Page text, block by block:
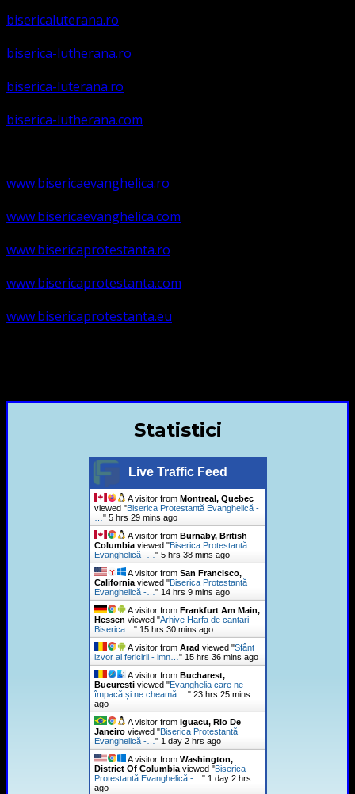
bisericaluterana.ro
biserica-lutherana.ro
biserica-luterana.ro
biserica-lutherana.com
www.bisericaevanghelica.ro
www.bisericaevanghelica.com
www.bisericaprotestanta.ro
www.bisericaprotestanta.com
www.bisericaprotestanta.eu
Statistici
Live Traffic Feed
A visitor from Montreal, Quebec
viewed "Biserica Protestantă Evanghelică -
" 5 hrs 29 mins ago
A visitor from Burnaby, British
Columbiaviewed "Biserica Protestantă
Evanghelică -… " 5 hrs 38 mins ago
A visitor from San Francisco,
Californiaviewed "Biserica Protestantă
Evanghelică -… " 14 hrs 9 mins ago
A visitor from Frankfurt Am Main,
Hessen viewed "Arhive Harfa de cantari -
Biserica… " 15 hrs 30 mins ago
A visitor from Arad viewed "Sfânt
izvor al fericirii - imn… " 15 hrs 36 mins ago
A visitor from Bucharest,
Bucurestiviewed "Evanghelia care ne
împacă și ne cheamă:… " 23 hrs 25 mins
ago
A visitor from Iguacu, Rio De
Janeiroviewed "Biserica Protestantă
Evanghelică -… " 1 day 2 hrs ago
A visitor from Washington,
District Of Columbiaviewed "Biserica
Protestantă Evanghelică -… " 1 day 2 hrs
ago